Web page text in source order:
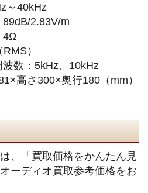
～40kHz
2.83V/m
4Ω
）
数：5kHz、10kHz
高さ300×奥行180（mm）
、「買取価格をかんたん見
ーディオ買取参考価格をお